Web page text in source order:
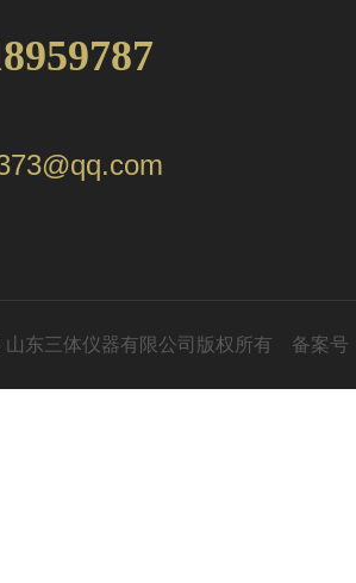
东三体仪器有限公司版权所有 备案号